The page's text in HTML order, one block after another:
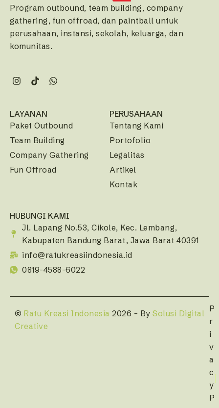
Program outbound, team building, company
gathering, fun offroad, dan paintball untuk
perusahaan, instansi, sekolah, keluarga, dan
komunitas.
LAYANAN
Paket Outbound
Team Building
Company Gathering
Fun Offroad
PERUSAHAAN
Tentang Kami
Portofolio
Legalitas
Artikel
Kontak
HUBUNGI KAMI
Jl. Lapang No.53, Cikole, Kec. Lembang,
Kabupaten Bandung Barat, Jawa Barat 40391
info@ratukreasiindonesia.id
0819-4588-6022
© Ratu Kreasi Indonesia 2026 – By Solusi Digital
Creative
P
r
i
v
a
c
y
P